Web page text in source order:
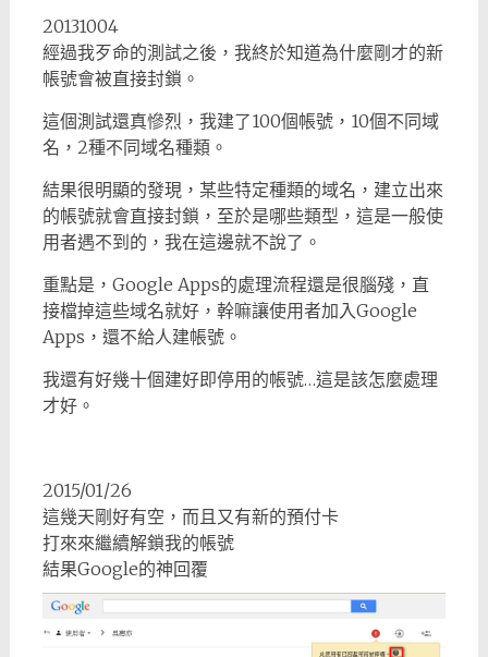
20131004
經過我歹命的測試之後，我終於知道為什麼剛才的新
帳號會被直接封鎖。
這個測試還真慘烈，我建了100個帳號，10個不同域
名，2種不同域名種類。
結果很明顯的發現，某些特定種類的域名，建立出來
的帳號就會直接封鎖，至於是哪些類型，這是一般使
用者遇不到的，我在這邊就不說了。
重點是，Google Apps的處理流程還是很腦殘，直
接檔掉這些域名就好，幹嘛讓使用者加入Google
Apps，還不給人建帳號。
我還有好幾十個建好即停用的帳號…這是該怎麼處理
才好。
2015/01/26
這幾天剛好有空，而且又有新的預付卡
打來來繼續解鎖我的帳號
結果Google的神回覆